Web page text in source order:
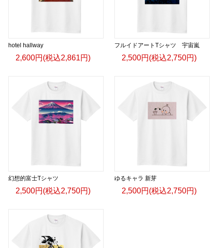
hotel hallway
2,600円(税込2,861円)
フルイドアートTシャツ 宇宙嵐
2,500円(税込2,750円)
幻想的富士Tシャツ
2,500円(税込2,750円)
ゆるキャラ 新芽
2,500円(税込2,750円)